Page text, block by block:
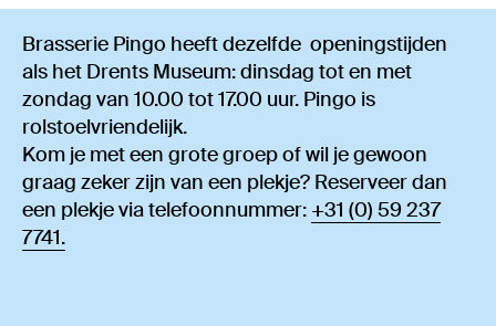
Brasserie Pingo heeft dezelfde openingstijden
als het Drents Museum: dinsdag tot en met
zondag van 10.00 tot 17.00 uur. Pingo is
rolstoelvriendelijk.
Kom je met een grote groep of wil je gewoon
graag zeker zijn van een plekje? Reserveer dan
een plekje via telefoonnummer: +31 (0) 59 237
7741.